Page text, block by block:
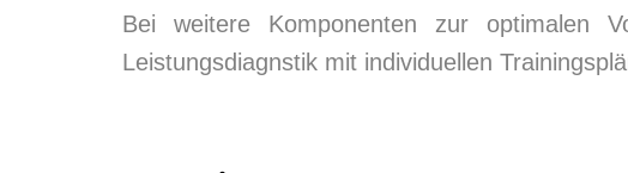
Bei weitere Komponenten zur optimalen
Leistungsdiagnstik mit individuellen